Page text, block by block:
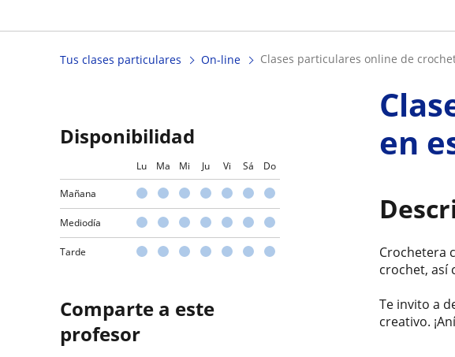
Tus clases particulares On-line clases particulares online de
Disponibilidad
Lu Ma Mi Ju Vi Sá Do
Mañana
Mediodía
Tarde
Comparte a este
profesor
en
Crochetera
crochet, así
Te invito a
creativo.